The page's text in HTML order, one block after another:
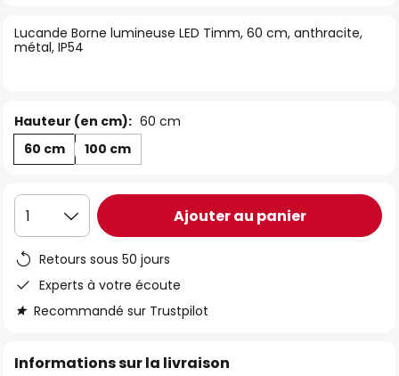
the
images
Lucande Borne lumineuse LED Timm, 60 cm, anthracite,
métal, IP54
Hauteur (en cm): 60 cm
60 cm
100 cm
1 Ajouter au panier
Retours sous 50 jours
Experts à votre écoute
Recommandé sur Trustpilot
Informations sur la livraison